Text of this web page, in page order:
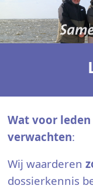
Wat voor
verwachten:
Wij waarderen
dossierkennis